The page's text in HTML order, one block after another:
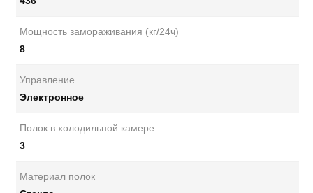
Мощность замораживания (кг/24ч)
8
Управление
Электронное
Полок в холодильной камере
3
Материал полок